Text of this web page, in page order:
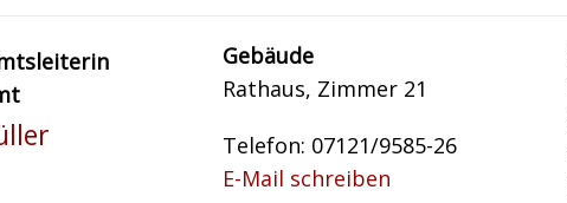
Gebäude
Rathaus, Zimmer 21
Telefon: 07121/9585-26
E-Mail schreiben